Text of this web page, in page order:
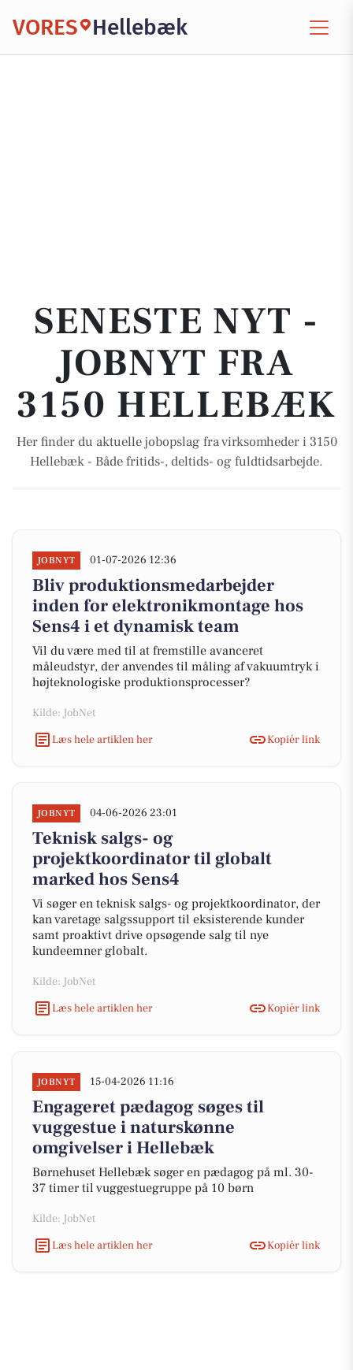
VORES Hellebæk
SENESTE NYT -
JOBNYT FRA
3150 HELLEBÆK
Her finder du aktuelle jobopslag fra virksomheder i 3150
Hellebæk - Både fritids-, deltids- og fuldtidsarbejde.
JOBNYT 01-07-2026 12:36
Bliv produktionsmedarbejder
inden for elektronikmontage hos
Sens4 i et dynamisk team
Vil du være med til at fremstille avanceret
måleudstyr, der anvendes til måling af vakuumtryk i
højteknologiske produktionsprocesser?
Kilde: JobNet
Læs hele artiklen her
Kopiér link
JOBNYT 04-06-2026 23:01
Teknisk salgs- og
projektkoordinator til globalt
marked hos Sens4
Vi søger en teknisk salgs- og projektkoordinator, der
kan varetage salgssupport til eksisterende kunder
samt proaktivt drive opsøgende salg til nye
kundeemner globalt.
Kilde: JobNet
Læs hele artiklen her
Kopiér link
JOBNYT 15-04-2026 11:16
Engageret pædagog søges til
vuggestue i naturskønne
omgivelser i Hellebæk
Børnehuset Hellebæk søger en pædagog på ml. 30-
37 timer til vuggestuegruppe på 10 børn
Kilde: JobNet
Læs hele artiklen her
Kopiér link